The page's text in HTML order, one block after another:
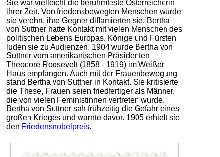
Sie war vielleicht die berühmteste Österreicherin
ihrer Zeit. Von friedensbewegten Menschen wurde
sie verehrt, ihre Gegner diffamierten sie. Bertha
von Suttner hatte Kontakt mit vielen Menschen des
politischen Lebens Europas. Könige und Fürsten
luden sie zu Audienzen. 1904 wurde Bertha von
Suttner vom amerikanischen Präsidenten
Theodore Roosevelt (1858 - 1919) im Weißen
Haus empfangen. Auch mit der Frauenbewegung
stand Bertha von Suttner in Kontakt. Sie kritisierte
die These, Frauen seien friedfertiger als Männer,
die von vielen Feministinnen vertreten wurde.
Bertha von Suttner sah frühzeitig die Gefahr eines
großen Krieges und warnte davor. 1905 erhielt sie
den Friedensnobelpreis.